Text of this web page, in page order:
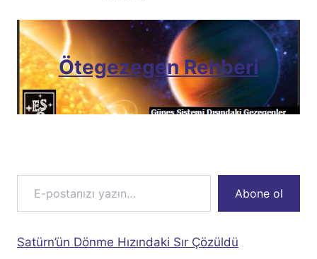
Ötegezegen Rehberi
E-postanızı yazın…
Abone ol
Satürn’ün Dönme Hızındaki Sır Çözüldü